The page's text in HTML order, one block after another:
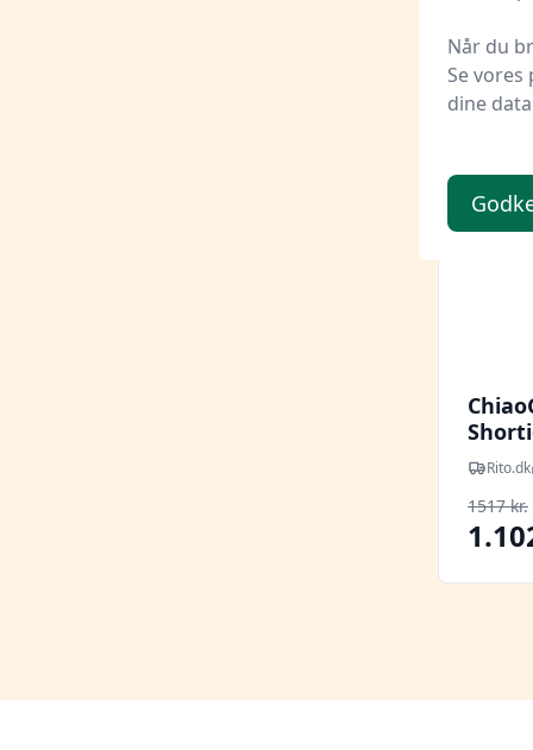
Udsalg -
23-
mm 6
Rito.dk
1517 kr.
Når du
Se
dine